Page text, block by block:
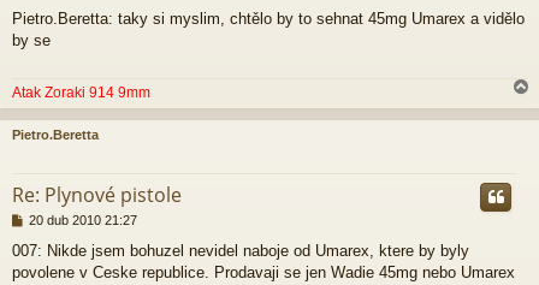
í
s
v
k
Pietro.Beretta: taky si myslim, chtělo by to sehnat 45mg Umarex a vidělo
by se
Atak Zoraki 914 9mm
a
h
Pietro.Beretta
Re: Plynové pistole
P
í
s
20 dub 2010 21:27
007: Nikde jsem bohuzel nevidel naboje od Umarex, ktere by byly
povolene v Ceske republice. Prodavaji se jen Wadie 45mg nebo Umarex